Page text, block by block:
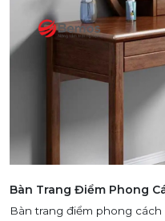
Bàn Trang Điểm Phong
Bàn trang điểm phong